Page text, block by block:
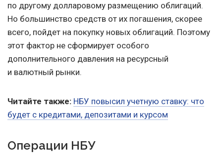
по другому долларовому размещению облигаций.
Но большинство средств от их погашения, скорее
всего, пойдет на покупку новых облигаций. Поэтому
этот фактор не сформирует особого
дополнительного давления на ресурсный
и валютный рынки.
Читайте также: НБУ повысил учетную ставку: что
будет с кредитами, депозитами и курсом
Операции НБУ